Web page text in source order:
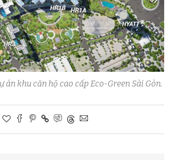
án khu căn hộ cao cấp Eco-Green Sài Gòn.